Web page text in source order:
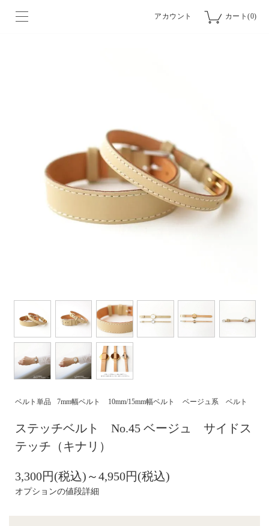
アカウント カート(0)
ベルト単品 7mm幅ベルト 10mm/15mm幅ベルト ベージュ系 ベルト
ステッチベルト No.45 ベージュ サイドス
テッチ（キナリ）
3,300円(税込)～4,950円(税込)
オプションの値段詳細